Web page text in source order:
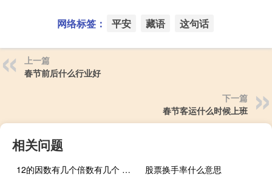
网络标签： 平安 藏语 这句话
上一篇
春节前后什么行业好
下一篇
春节客运什么时候上班
相关问题
12的因数有几个倍数有几个 12的因数有哪些数
股票换手率什么意思